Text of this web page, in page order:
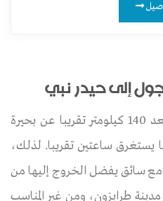
إلى حيدر نبي
تقع مرتفعات حيدر نبي على بعد 140 كيلومتر تقريبا عن بحيرة
يستغرق ساعتين تقريبا. لذلك،
مع سائق يفضل الخروج إليها من
مدينة طرابزون، ومن غير المناسب